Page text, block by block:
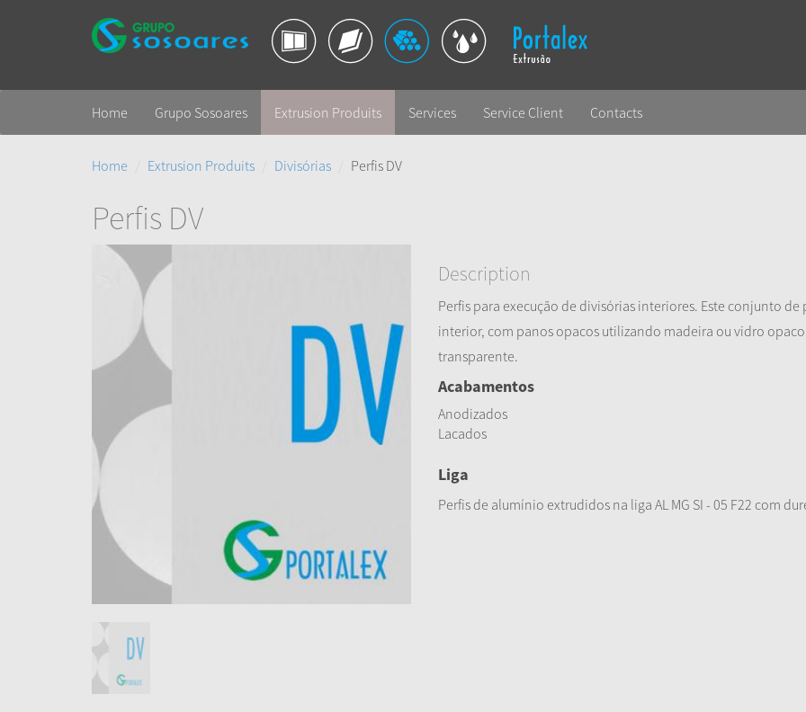
Home Grupo Sosoares Extrusion Produits Services Service Client Contacts
Home Extrusion Produits Divisórias Perfis DV
Perfis DV
Description
Perfis para execução de divisórias interiores. Este conjunto
interior, com panos opacos utilizando madeira ou vidro
transparente.
Acabamentos
Anodizados
Lacados
Liga
Perfis de alumínio extrudidos na liga AL MG SI - 05 F22 com